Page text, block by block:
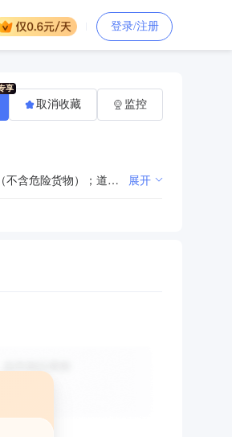
登录/注册
许可项目：危险化学品生产；危险化学品经营；危险废物经营；发电业务、输电业务、供（配）电业务；港口经营；道路货物运输（不含危险货物）；道路危险货物运输；特种设备制造；机动车检验检测服务。（依法须经批准的项目，经相关部门批准后方可开展经营活动，具体经营项目以相关部门批准文件或许可证件为准）一般项目：钢、铁冶炼；钢压延加工；常用有色金属冶炼；有色金属压延加工；煤炭及制品销售；金属矿石销售；金属材料销售；高品质特种钢铁材料销售；特种设备销售；再生资源销售；销售代理；技术服务、技术开发、技术咨询、技术交流、技术转让、技术推广；化工产品生产（不含许可类化工产品）；化工产品销售（不含许可类化工产品）；基础化学原料制造（不含危险化学品等许可类化学品的制造）；普通货物仓储服务（不含危险化学品等需许可审批的项目）；国内货物运输代理；国内集装箱货物运输代理；非居住房地产租赁；土地使用权租赁；机械设备租赁；运输设备租赁服务；船舶租赁；特种设备出租；绘图、计算及测量仪器制造；绘图、计算及测量仪器销售；企业管理咨询；环境保护监测；招投标代理服务；机动车修理和维护；货物进出口；技术进出口；进出口代理；金属废料和碎屑加工处理。（除依法须经批准的项目外，凭营业执照依法自主开展经营活动） 展开
取消收藏 监控